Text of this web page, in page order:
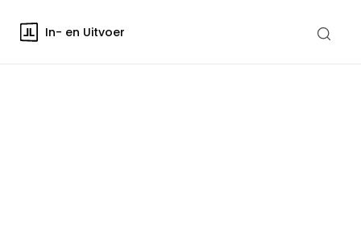
In- en Uitvoer